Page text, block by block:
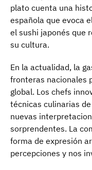
plato cuenta una
española que evoca
el sushi japonés que
su cultura.
En la actualidad, la
fronteras nacionales
global. Los chefs
técnicas culinarias
nuevas
sorprendentes. La
forma de expresión
percepciones y nos